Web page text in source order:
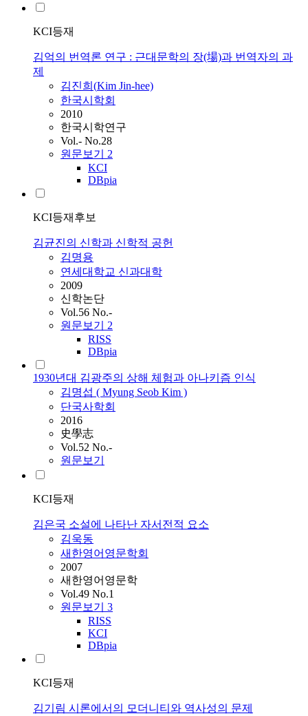
KCI등재
김억의 번역론 연구 : 근대문학의 장(場)과 번역자의 과
제
김진희(Kim Jin-hee)
한국시학회
2010
한국시학연구
Vol.- No.28
원문보기 2
KCI
DBpia
KCI등재후보
김균진의 신학과 신학적 공헌
김명용
연세대학교 신과대학
2009
신학논단
Vol.56 No.-
원문보기 2
RISS
DBpia
1930년대 김광주의 상해 체험과 아나키즘 인식
김명섭 ( Myung Seob Kim )
단국사학회
2016
史學志
Vol.52 No.-
원문보기
KCI등재
김은국 소설에 나타난 자서전적 요소
김욱동
새한영어영문학회
2007
새한영어영문학
Vol.49 No.1
원문보기 3
RISS
KCI
DBpia
KCI등재
김기림 시론에서의 모더니티와 역사성의 문제